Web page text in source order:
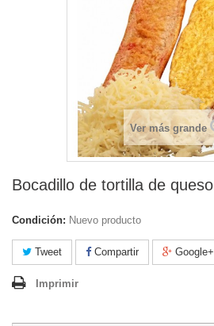
Ver más grande
Bocadillo de tortilla de queso
Condición: Nuevo producto
Tweet Compartir Google+
Imprimir